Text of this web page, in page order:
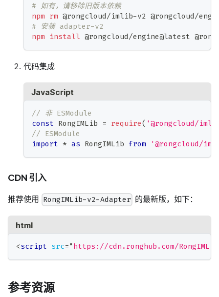
# 如有，请移除旧版本依赖
npm rm @rongcloud/imlib-v2 @rongcloud/
# 安装 adapter-v2
npm install @rongcloud/engine@latest
代码集成
JavaScript
// 非 ESModule
const RongIMLib = require( '@rongcloud/
// ESModule
import * as RongIMLib from '@rongcloud/
CDN 引入
推荐使用 RongIMLib-v2-Adapter 的最新版，如下：
html
<script src=" https://cdn.ronghub.com/
参考资源